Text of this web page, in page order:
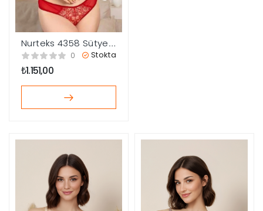
Nurteks 4358 Sütyen
Külot Takım0 Stokta
₺1.151,00